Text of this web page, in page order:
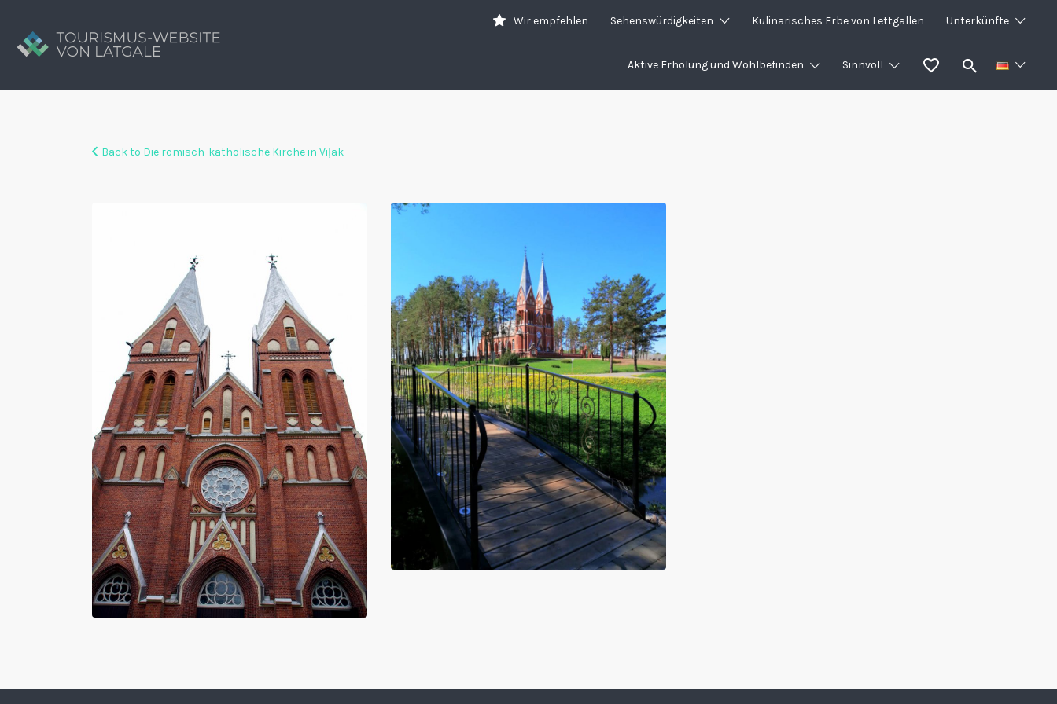
Wir empfehlen Sehenswürdigkeiten Kulinarisches Erbe von Lettgallen Unterkünfte
Aktive Erholung und Wohlbefinden Sinnvoll
nach:
Back to Die römisch-katholische Kirche in Viļak